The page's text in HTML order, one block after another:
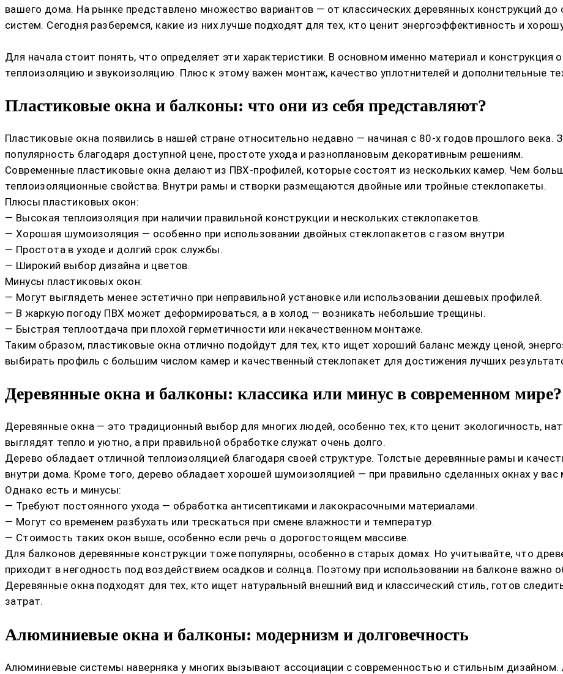
вашего дома. На рынке представлено множество вариантов — от классических деревянных конструкций
систем. Сегодня разберемся, какие из них лучше подходят для тех, кто ценит энергоэффективность и
Для начала стоит понять, что определяет эти характеристики. В основном именно материал и конструкция
теплоизоляцию и звукоизоляцию. Плюс к этому важен монтаж, качество уплотнителей и дополнительные
Пластиковые окна и балконы: что они из себя представляют?
Пластиковые окна появились в нашей стране относительно недавно — начиная с 80-х годов прошлого века.
популярность благодаря доступной цене, простоте ухода и разноплановым декоративным решениям.
Современные пластиковые окна делают из ПВХ-профилей, которые состоят из нескольких камер. Чем
теплоизоляционные свойства. Внутри рамы и створки размещаются двойные или тройные стеклопакеты.
Плюсы пластиковых окон:
— Высокая теплоизоляция при наличии правильной конструкции и нескольких стеклопакетов.
— Хорошая шумоизоляция — особенно при использовании двойных стеклопакетов с газом внутри.
— Простота в уходе и долгий срок службы.
— Широкий выбор дизайна и цветов.
Минусы пластиковых окон:
— Могут выглядеть менее эстетично при неправильной установке или использовании дешевых профилей.
— В жаркую погоду ПВХ может деформироваться, а в холод — возникать небольшие трещины.
— Быстрая теплоотдача при плохой герметичности или некачественном монтаже.
Таким образом, пластиковые окна отлично подойдут для тех, кто ищет хороший баланс между ценой,
выбирать профиль с большим числом камер и качественный стеклопакет для достижения лучших
Деревянные окна и балконы: классика или минус в современном мире?
Деревянные окна — это традиционный выбор для многих людей, особенно тех, кто ценит экологичность,
выглядят тепло и уютно, а при правильной обработке служат очень долго.
Дерево обладает отличной теплоизоляцией благодаря своей структуре. Толстые деревянные рамы и
внутри дома. Кроме того, дерево обладает хорошей шумоизоляцией — при правильно сделанных окнах у
Однако есть и минусы:
— Требуют постоянного ухода — обработка антисептиками и лакокрасочными материалами.
— Могут со временем разбухать или трескаться при смене влажности и температур.
— Стоимость таких окон выше, особенно если речь о дорогостоящем массиве.
Для балконов деревянные конструкции тоже популярны, особенно в старых домах. Но учитывайте, что
приходит в негодность под воздействием осадков и солнца. Поэтому при использовании на балконе важно
Деревянные окна подходят для тех, кто ищет натуральный внешний вид и классический стиль, готов
затрат.
Алюминиевые окна и балконы: модернизм и долговечность
Алюминиевые системы наверняка у многих вызывают ассоциации с современностью и стильным дизайном.